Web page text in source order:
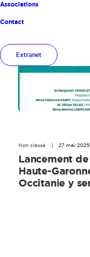
Associations
Contact
Extranet
Non classé 27 mai 2025
Lancement
Haute-
Occitanie y